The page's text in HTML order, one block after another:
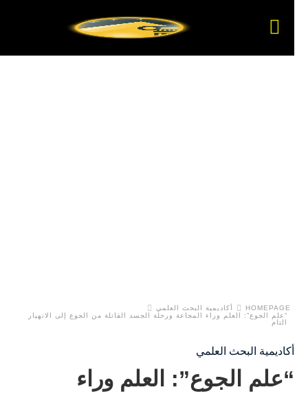
HOMEPAGE
أكاديمية البحث العلمي
“علم الجوع”: العلم وراء المجاعة ورحلة الجسد القاتلة من الجوع إلى الانهيار
التام
أكاديمية البحث العلمي
“علم الجوع”: العلم وراء